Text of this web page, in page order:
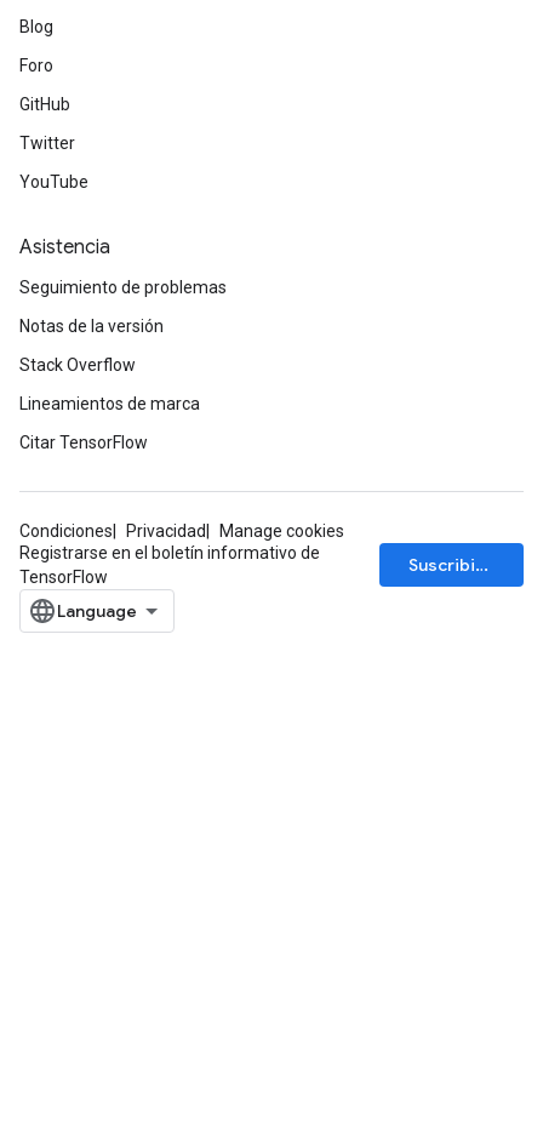
Blog
Foro
GitHub
Twitter
YouTube
Asistencia
Seguimiento de problemas
Notas de la versión
Stack Overflow
Lineamientos de marca
Citar TensorFlow
Condiciones Privacidad
Manage cookies
Registrarse en el boletín informativo de
TensorFlow
Suscribirse